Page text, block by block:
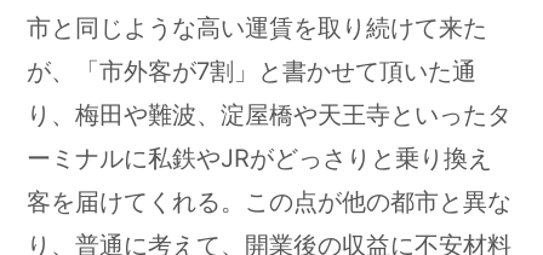
市と同じような高い運賃を取り続けて来た
が、「市外客が7割」と書かせて頂いた通
り、梅田や難波、淀屋橋や天王寺といったタ
ーミナルに私鉄やJRがどっさりと乗り換え
客を届けてくれる。この点が他の都市と異な
り、普通に考えて、開業後の収益に不安材料